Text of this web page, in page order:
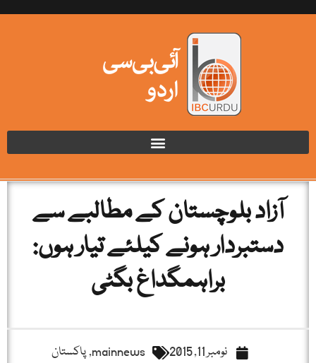
آزاد بلوچستان کے مطالبے سے
دستبردار ہونے کیلئے تیار ہوں:
براہمگداغ بگٹی
نومبر 11, 2015 mainnews
,پاکستان